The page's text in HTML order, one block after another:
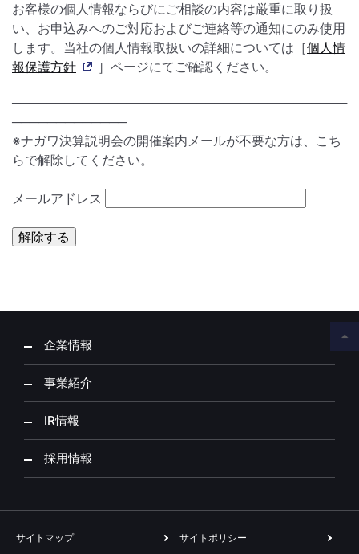
お客様の個人情報ならびにご相談の内容は厳重に取り扱
い、お申込みへのご対応およびご連絡等の通知にのみ使用
します。当社の個人情報取扱いの詳細については［個人情
報保護方針
］ページにてご確認ください。
──────────────────────────────────────
─────────────
※ナガワ決算説明会の開催案内メールが不要な方は、こち
らで解除してください。
メールアドレス
解除する
企業情報
事業紹介
IR情報
採用情報
サイトマップ サイトポリシー